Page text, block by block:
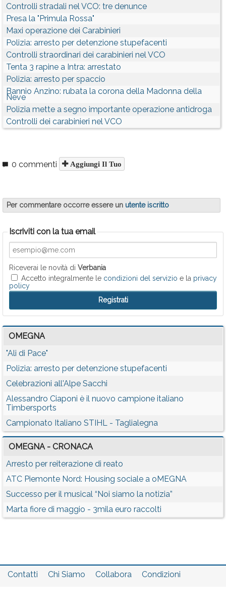
Controlli stradali nel VCO: tre denunce
Presa la "Primula Rossa"
Maxi operazione dei Carabinieri
Polizia: arresto per detenzione stupefacenti
Controlli straordinari dei carabinieri nel VCO
Tenta 3 rapine a Intra: arrestato
Polizia: arresto per spaccio
Bannio Anzino: rubata la corona della Madonna della
Neve
Polizia mette a segno importante operazione antidroga
Controlli dei carabinieri nel VCO
0 commenti Aggiungi Il Tuo
Per commentare occorre essere un utente iscritto
Iscriviti con la tua email
Riceverai le novità di Verbania
Accetto integralmente le condizioni del servizio e la privacy
policy
OMEGNA
"Ali di Pace"
Polizia: arresto per detenzione stupefacenti
Celebrazioni all'Alpe Sacchi
Alessandro Ciaponi è il nuovo campione italiano
Timbersports
Campionato Italiano STIHL - Taglialegna
OMEGNA - CRONACA
Arresto per reiterazione di reato
ATC Piemonte Nord: Housing sociale a oMEGNA
Successo per il musical “Noi siamo la notizia”
Marta fiore di maggio - 3mila euro raccolti
Contatti Chi Siamo Collabora
Condizioni